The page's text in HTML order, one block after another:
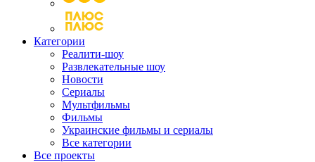
Категории
Реалити-шоу
Развлекательные шоу
Новости
Сериалы
Мультфильмы
Фильмы
Украинские фильмы и сериалы
Все категории
Все проекты